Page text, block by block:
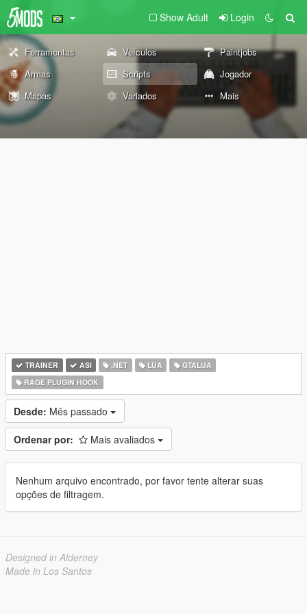
Show Adult Login
Ferramentas Veículos
Paintjobs
Armas
Scripts
Jogador
Mapas
Variados Mais
TRAINER ASI .NET LUA
GTALUA
RAGE PLUGIN HOOK
Desde: Mês passado
Ordenar por: Mais avaliados
Nenhum arquivo encontrado, por favor tente alterar suas
opções de filtragem.
Designed in Alderney
Made in Los Santos